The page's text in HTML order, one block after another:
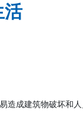
活
造成建筑物破坏和